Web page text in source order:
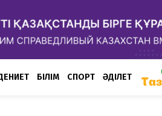
БІЛІМ СПОРТ ӘДІЛЕТ